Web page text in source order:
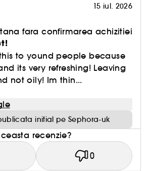
15 iul. 2026
fara confirmarea achizitiei
to yound people because
its very refreshing! Leaving
not oily! Im thin...
initial pe Sephora-uk
recenzie?
0